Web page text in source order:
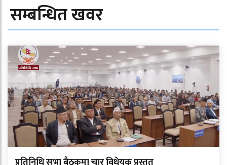
सम्बन्धित खवर